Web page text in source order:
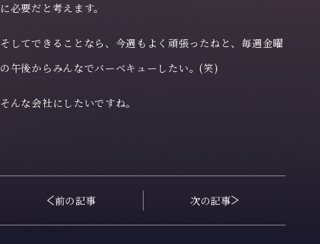
採用特設サイト
に必要だと考えます。
そしてできることなら、今週もよく頑張ったねと、毎週金曜
の午後からみんなでバーベキューしたい。(笑)
そんな会社にしたいですね。
前の記事 次の記事